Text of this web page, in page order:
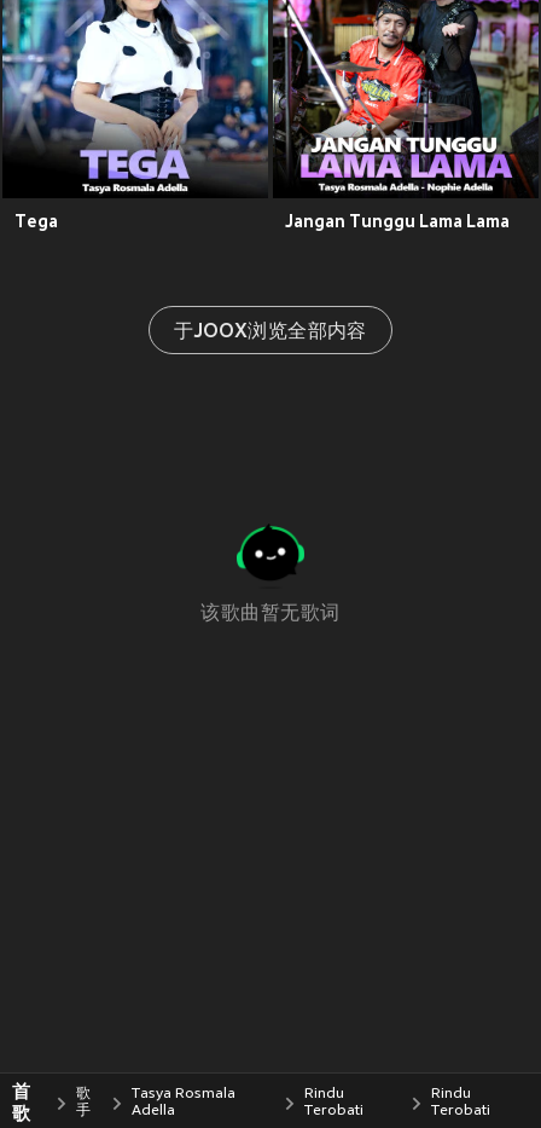
Tega Jangan Tunggu Lama Lama
于JOOX浏览全部内容
该歌曲暂无歌词
首
歌
歌
手
Tasya Rosmala
Adella
Rindu
Terobati
Rindu
Terobati